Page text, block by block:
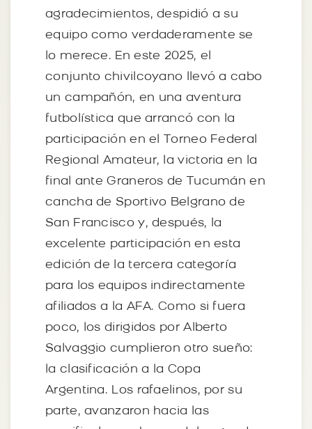
agradecimientos, despidió a su
equipo como verdaderamente se
lo merece. En este 2025, el
conjunto chivilcoyano llevó a cabo
un campañón, en una aventura
futbolística que arrancó con la
participación en el Torneo Federal
Regional Amateur, la victoria en la
final ante Graneros de Tucumán en
cancha de Sportivo Belgrano de
San Francisco y, después, la
excelente participación en esta
edición de la tercera categoría
para los equipos indirectamente
afiliados a la AFA. Como si fuera
poco, los dirigidos por Alberto
Salvaggio cumplieron otro sueño:
la clasificación a la Copa
Argentina. Los rafaelinos, por su
parte, avanzaron hacia las